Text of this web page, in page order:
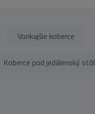
Vonkajšie koberce
Koberce pod jedálenský stôl